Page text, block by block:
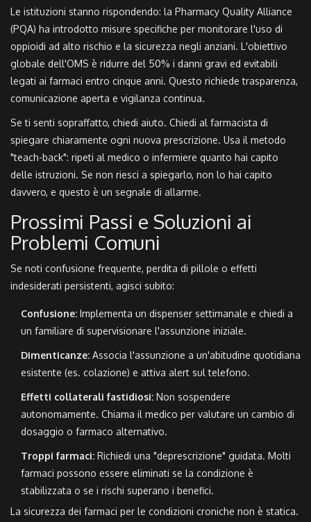
Le istituzioni stanno rispondendo: la Pharmacy Quality Alliance
(PQA) ha introdotto misure specifiche per monitorare l'uso di
oppioidi ad alto rischio e la sicurezza negli anziani. L'obiettivo
globale dell'OMS è ridurre del 50% i danni gravi ed evitabili
legati ai farmaci entro cinque anni. Questo richiede trasparenza,
comunicazione aperta e vigilanza continua.
Se ti senti sopraffatto, chiedi aiuto. Chiedi al farmacista di
spiegare chiaramente ogni nuova prescrizione. Usa il metodo
"teach-back": ripeti al medico o infermiere quanto hai capito
delle istruzioni. Se non riesci a spiegarlo, non lo hai capito
davvero, e questo è un segnale di allarme.
Prossimi Passi e Soluzioni ai
Problemi Comuni
Se noti confusione frequente, perdita di pillole o effetti
indesiderati persistenti, agisci subito:
Confusione: Implementa un dispenser settimanale e chiedi a
un familiare di supervisionare l'assunzione iniziale.
Dimenticanze: Associa l'assunzione a un'abitudine quotidiana
esistente (es. colazione) e attiva alert sul telefono.
Effetti collaterali fastidiosi: Non sospendere
autonomamente. Chiama il medico per valutare un cambio di
dosaggio o farmaco alternativo.
Troppi farmaci: Richiedi una "deprescrizione" guidata. Molti
farmaci possono essere eliminati se la condizione è
stabilizzata o se i rischi superano i benefici.
La sicurezza dei farmaci per le condizioni croniche non è statica.